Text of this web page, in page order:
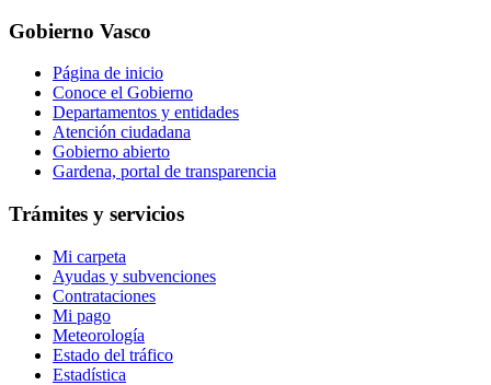
Gobierno Vasco
Página de inicio
Conoce el Gobierno
Departamentos y entidades
Atención ciudadana
Gobierno abierto
Gardena, portal de transparencia
Trámites y servicios
Mi carpeta
Ayudas y subvenciones
Contrataciones
Mi pago
Meteorología
Estado del tráfico
Estadística